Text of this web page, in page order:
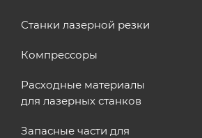
Станки лазерной резки
Компрессоры
Расходные материалы
для лазерных станков
Запасные части для